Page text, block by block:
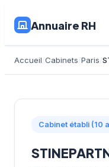
Annuaire RH
Accueil Cabinets Paris
Cabinet établi (10